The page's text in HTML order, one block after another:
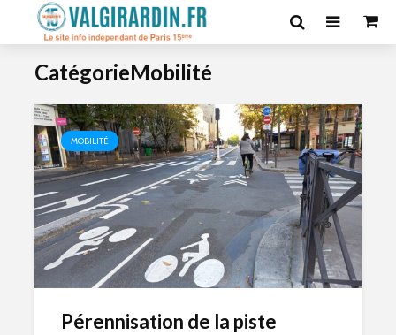
CatégorieMobilité
MOBILITÉ
Pérennisation de la piste